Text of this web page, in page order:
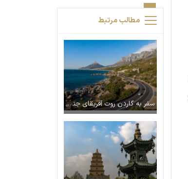
مطالب مرتبط
سفر به گاردن روت آفریقای جنوبی با ستاره ونک | راهنمای جامع